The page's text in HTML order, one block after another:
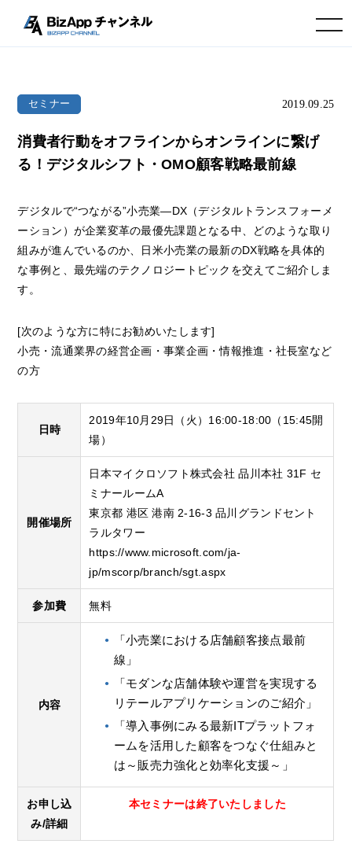
toggle navigation
セミナー 2019.09.25
消費者行動をオフラインからオンラインに繋げ
る！デジタルシフト・OMO顧客戦略最前線
デジタルで“つながる”小売業―DX（デジタルトランスフォーメ
ーション）が企業変革の最優先課題となる中、どのような取り
組みが進んでいるのか、日米小売業の最新のDX戦略を具体的
な事例と、最先端のテクノロジートピックを交えてご紹介しま
す。
[次のような方に特にお勧めいたします]
小売・流通業界の経営企画・事業企画・情報推進・社長室など
の方
日時
2019年10月29日（火）16:00-18:00（15:45開
場）
開催場所
日本マイクロソフト株式会社 品川本社 31F セ
ミナールームA
東京都 港区 港南 2-16-3 品川グランドセント
ラルタワー
https://www.microsoft.com/ja-
jp/mscorp/branch/sgt.aspx
参加費 無料
内容
「小売業における店舗顧客接点最前
線」
「モダンな店舗体験や運営を実現する
リテールアプリケーションのご紹介」
「導入事例にみる最新ITプラットフォ
ームを活用した顧客をつなぐ仕組みと
は～販売力強化と効率化支援～」
お申し込
み/詳細
本セミナーは終了いたしました